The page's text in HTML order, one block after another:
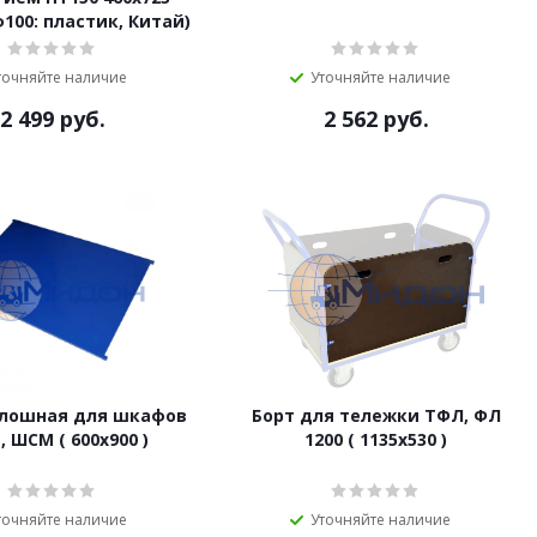
пластик, Китай)
наличие
2 499руб.
Уточняйте наличие
2 562руб.
для шкафов
( 600х900 )
наличие
Борт для тележки ТФЛ, ФЛ
1200 ( 1135х530 )
Уточняйте наличие